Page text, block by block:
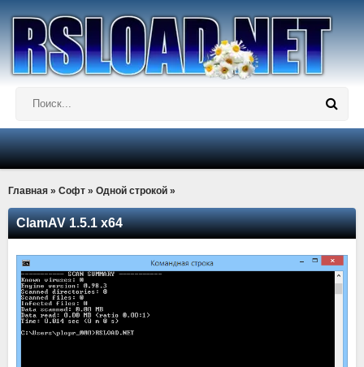
Главная » Софт » Одной строкой »
ClamAV 1.5.1 x64